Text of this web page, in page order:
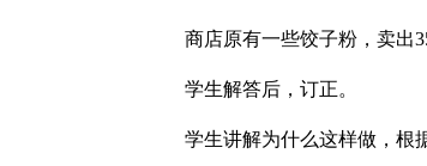
商店原有一些饺子粉，卖出
学生解答后，订正。
学生讲解为什么这样做，根